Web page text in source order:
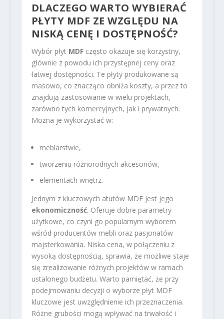
DLACZEGO WARTO WYBIERAĆ
PŁYTY MDF ZE WZGLĘDU NA
NISKĄ CENĘ I DOSTĘPNOŚĆ?
Wybór płyt MDFczęsto okazuje się korzystny,
głównie z powodu ich przystępnej ceny oraz
łatwej dostępności. Te płyty produkowane są
masowo, co znacząco obniża koszty, a przez to
znajdują zastosowanie w wielu projektach,
zarówno tych komercyjnych, jak i prywatnych.
Można je wykorzystać w:
meblarstwie,
tworzeniu różnorodnych akcesoriów,
elementach wnętrz.
Jednym z kluczowych atutów MDF jest jego
ekonomiczność. Oferuje dobre parametry
użytkowe, co czyni go popularnym wyborem
wśród producentów mebli oraz pasjonatów
majsterkowania. Niska cena, w połączeniu z
wysoką dostępnością, sprawia, że możliwe staje
się zrealizowanie różnych projektów w ramach
ustalonego budżetu. Warto pamiętać, że przy
podejmowaniu decyzji o wyborze płyt MDF
kluczowe jest uwzględnienie ich przeznaczenia.
Różne grubości mogą wpływać na trwałość i